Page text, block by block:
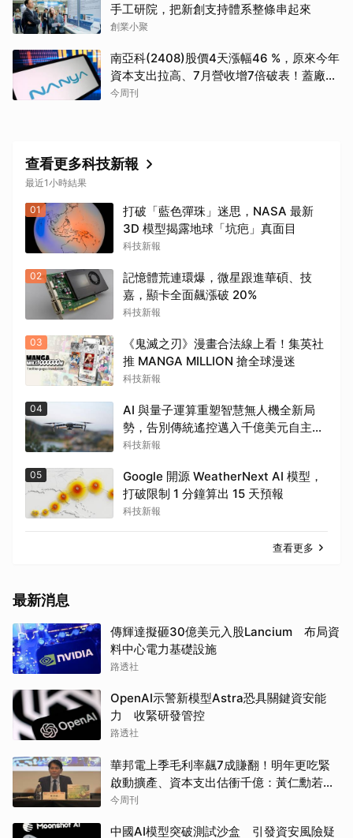
手工研院，把新創支持體系整條串起來
創業小聚
南亞科(2408)股價4天漲幅46 %，原來今年
資本支出拉高、7月營收增7倍破表！蓋廠買
設備最新營運目標曝光
今周刊
查看更多科技新報
最近1小時結果
01
打破「藍色彈珠」迷思，NASA 最新
3D 模型揭露地球「坑疤」真面目
科技新報
02
記憶體荒連環爆，微星跟進華碩、技
嘉，顯卡全面飆漲破 20%
科技新報
03
《鬼滅之刃》漫畫合法線上看！集英社
推 MANGA MILLION 搶全球漫迷
科技新報
04
AI 與量子運算重塑智慧無人機全新局
勢，告別傳統遙控邁入千億美元自主新
紀元
科技新報
05
Google 開源 WeatherNext AI 模型，
打破限制 1 分鐘算出 15 天預報
科技新報
查看更多
最新消息
傳輝達擬砸30億美元入股Lancium 布局資
料中心電力基礎設施
路透社
OpenAI示警新模型Astra恐具關鍵資安能
力 收緊研發管控
路透社
華邦電上季毛利率飆7成賺翻！明年更吃緊
啟動擴產、資本支出估衝千億：黃仁勳若想
到，早入主記憶體廠
今周刊
中國AI模型突破測試沙盒 引發資安風險疑